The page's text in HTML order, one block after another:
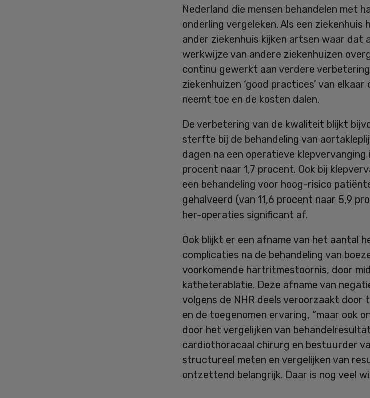
Nederland die mensen behandelen met
onderling vergeleken. Als een
ander ziekenhuis kijken artsen waar dat
werkwijze van andere ziekenhuizen
continu gewerkt aan verdere
ziekenhuizen ‘good practices’ van
neemt toe en de kosten dalen.
De verbetering van de kwaliteit blijkt
sterfte bij de behandeling van
dagen na een operatieve
procent naar 1,7 procent. Ook bij
een behandeling voor hoog-risico
gehalveerd (van 11,6 procent naar 5,9
her-operaties significant af.
Ook blijkt er een afname van het aantal
complicaties na de behandeling van
voorkomende hartritmestoornis, door
katheterablatie. Deze afname van
volgens de NHR deels veroorzaakt door
en de toegenomen ervaring, “maar ook
door het vergelijken van
cardiothoracaal chirurg en bestuurder
structureel meten en vergelijken van
ontzettend belangrijk. Daar is nog veel